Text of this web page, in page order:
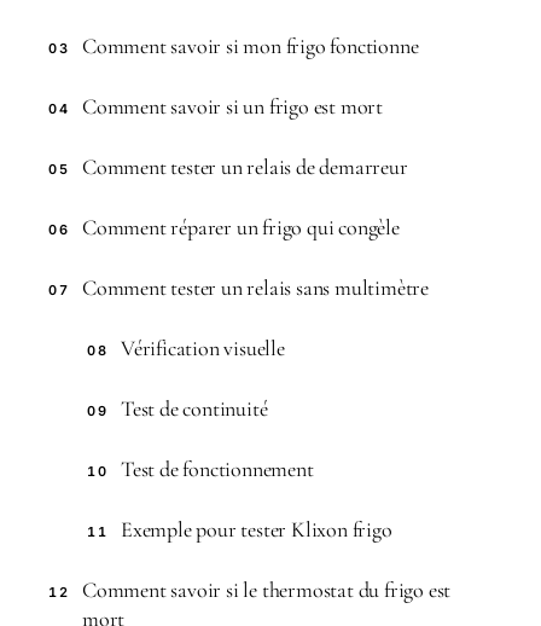
03 Comment savoir si mon frigo fonctionne
04 Comment savoir si un frigo est mort
05 Comment tester un relais de demarreur
06 Comment réparer un frigo qui congèle
07 Comment tester un relais sans multimètre
08 Vérification visuelle
09 Test de continuité
10 Test de fonctionnement
11 Exemple pour tester Klixon frigo
12
Comment savoir si le thermostat du frigo est
mort